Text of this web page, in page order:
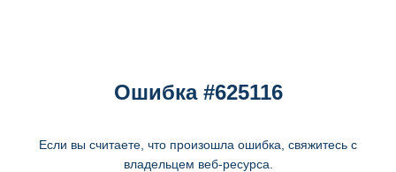
Ошибка #625116
Если вы считаете, что произошла ошибка, свяжитесь с
владельцем веб-ресурса.